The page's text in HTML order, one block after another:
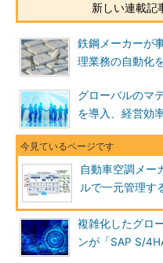
新しい連載記
鉄鋼メーカーが
理業務の自動化
グローバルのマ
を導入、経営効
自動車空調メー
ルで一元管理す
複雑化したグロ
ンが「SAP S/